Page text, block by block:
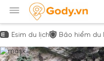
Esim du lịch Bảo hiểm du